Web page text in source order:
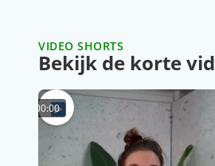
VIDEO SHORTS
Bekijk de korte
00:00